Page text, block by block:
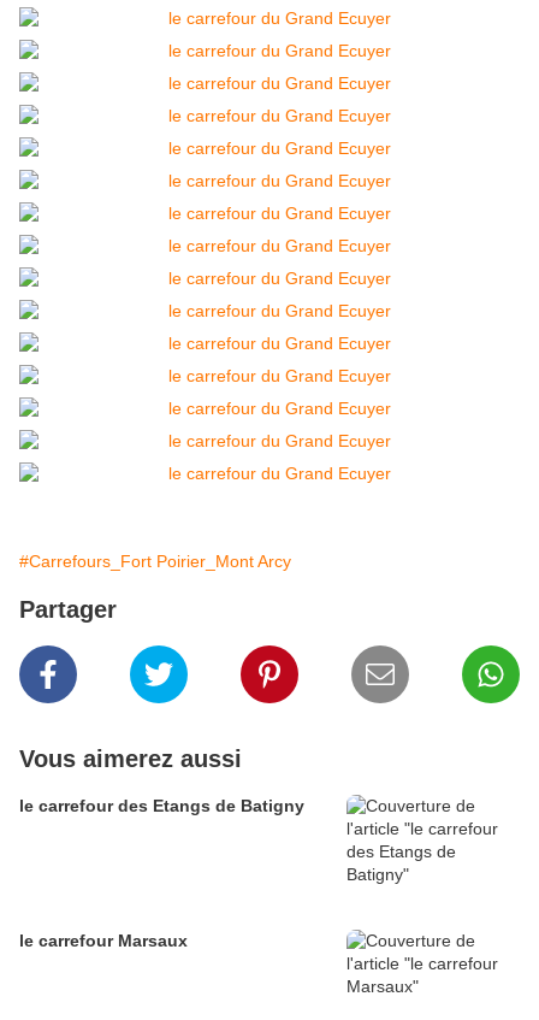
#Carrefours_Fort Poirier_Mont Arcy
Partager
Vous aimerez aussi
le carrefour des Etangs de Batigny
le carrefour Marsaux